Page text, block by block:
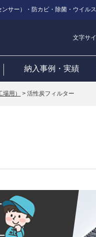
サー）・防カビ・除菌・ウイル
文字サ
納入事例・実績
用） > 活性炭フィルター